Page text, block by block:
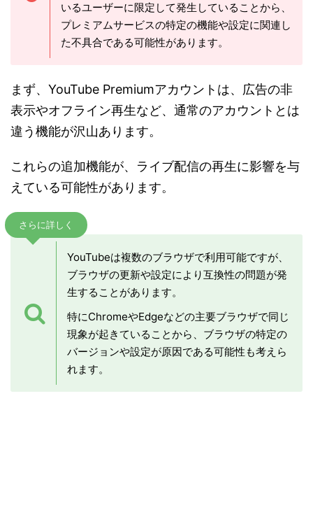
いるユーザーに限定して発生していることから、
プレミアムサービスの特定の機能や設定に関連し
た不具合である可能性があります。
まず、YouTube Premiumアカウントは、広告の非
表示やオフライン再生など、通常のアカウントとは
違う機能が沢山あります。
これらの追加機能が、ライブ配信の再生に影響を与
えている可能性があります。
さらに詳しく
YouTubeは複数のブラウザで利用可能ですが、
ブラウザの更新や設定により互換性の問題が発
生することがあります。
特にChromeやEdgeなどの主要ブラウザで同じ
現象が起きていることから、ブラウザの特定の
バージョンや設定が原因である可能性も考えら
れます。